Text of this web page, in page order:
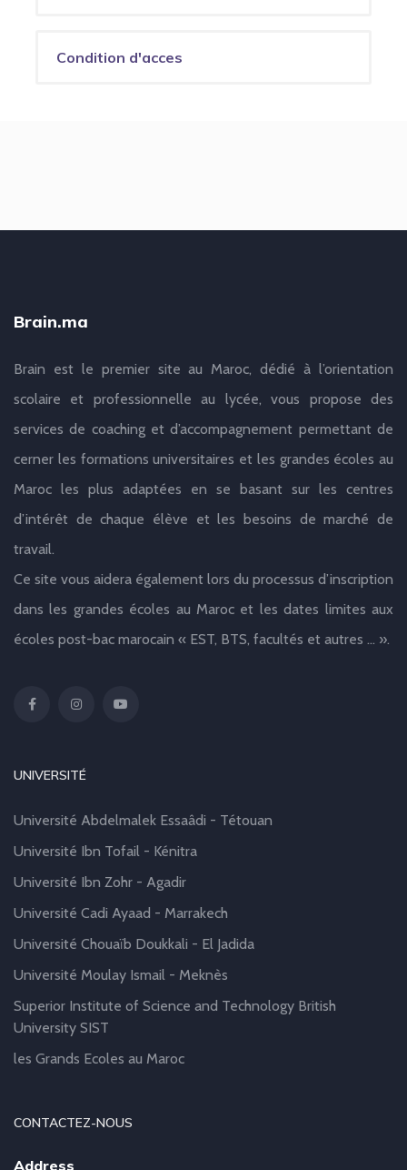
Condition d'acces
Brain.ma
Brain est le premier site au Maroc, dédié à l’orientation
scolaire et professionnelle au lycée, vous propose des
services de coaching et d’accompagnement permettant de
cerner les formations universitaires et les grandes écoles au
Maroc les plus adaptées en se basant sur les centres
d’intérêt de chaque élève et les besoins de marché de
travail.
Ce site vous aidera également lors du processus d’inscription
dans les grandes écoles au Maroc et les dates limites aux
écoles post-bac marocain « EST, BTS, facultés et autres … ».
UNIVERSITÉ
Université Abdelmalek Essaâdi - Tétouan
Université Ibn Tofail - Kénitra
Université Ibn Zohr - Agadir
Université Cadi Ayaad - Marrakech
Université Chouaïb Doukkali - El Jadida
Université Moulay Ismail - Meknès
Superior Institute of Science and Technology British
University SIST
les Grands Ecoles au Maroc
CONTACTEZ-NOUS
Address